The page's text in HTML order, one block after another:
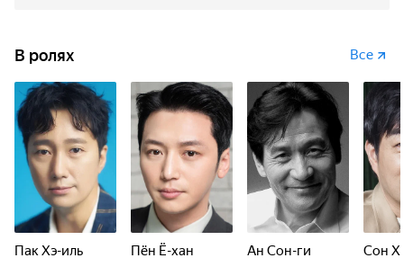
В ролях Все
Пак Хэ-иль Пён Ё-хан Ан Сон-ги Сон